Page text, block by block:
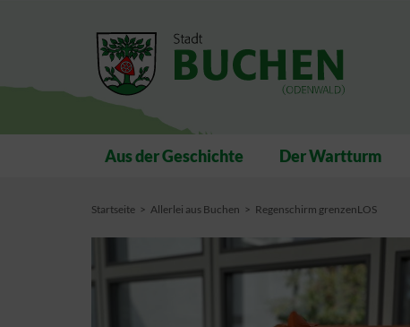
Aus der Geschichte Der Wartturm
Startseite Allerlei aus Buchen Regenschirm grenzenLOS